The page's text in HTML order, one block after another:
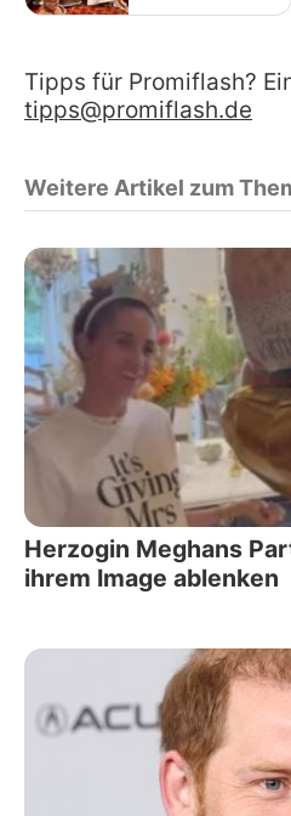
Tipps für Promiflash?
tipps@promiflash.de
Weitere Artikel zum
Herzogin Meghans
ihrem Image ablenken